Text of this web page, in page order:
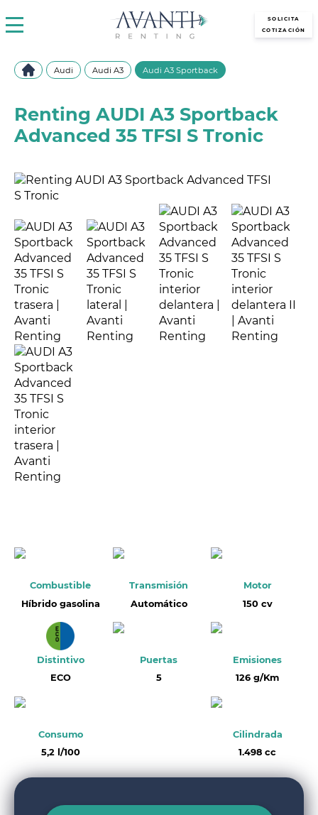
SOLICITA
COTIZACIÓN
Audi Audi A3 Audi A3 Sportback
Renting AUDI A3 Sportback
Advanced 35 TFSI S Tronic
Combustible
Híbrido gasolina
Transmisión
Automático
Motor
150 cv
Distintivo
ECO
Puertas
5
Emisiones
126 g/Km
Consumo
5,2 l/100
Cilindrada
1.498 cc